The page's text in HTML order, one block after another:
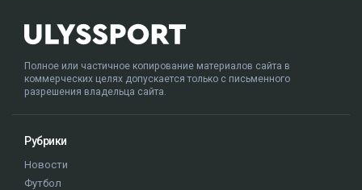
Полное или частичное копирование материалов сайта в
коммерческих целях допускается только с письменного
разрешения владельца сайта.
Рубрики
Новости
Футбол